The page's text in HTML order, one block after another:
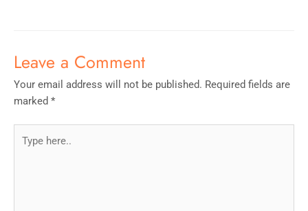
Leave a Comment
Your email address will not be published. Required fields are
marked *
here..